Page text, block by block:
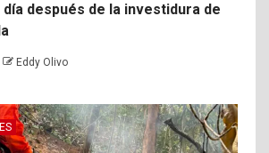
día después de la investidura de
Eddy Olivo